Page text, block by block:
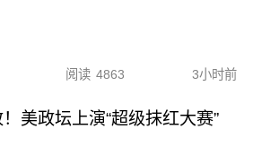
阅读 4863 3小时前
美政坛上演“超级抹红大赛”